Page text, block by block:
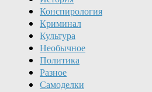
Конспирология
Криминал
Культура
Необычное
Политика
Разное
Самоделки